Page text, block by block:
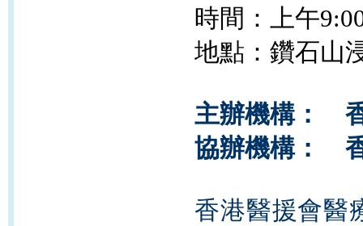
時間：上午
地點：鑽石山
主辦機構：
協辦機構：
香港醫援會醫